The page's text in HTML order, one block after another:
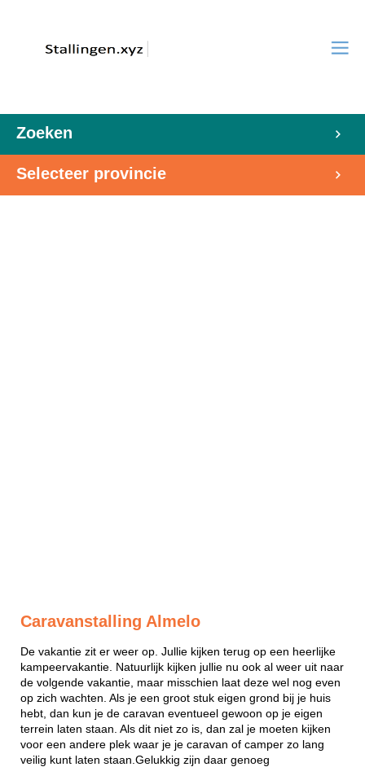
Zoeken
Selecteer provincie
Caravanstalling Almelo
De vakantie zit er weer op. Jullie kijken terug op een heerlijke
kampeervakantie. Natuurlijk kijken jullie nu ook al weer uit naar
de volgende vakantie, maar misschien laat deze wel nog even
op zich wachten. Als je een groot stuk eigen grond bij je huis
hebt, dan kun je de caravan eventueel gewoon op je eigen
terrein laten staan. Als dit niet zo is, dan zal je moeten kijken
voor een andere plek waar je je caravan of camper zo lang
veilig kunt laten staan.Gelukkig zijn daar genoeg